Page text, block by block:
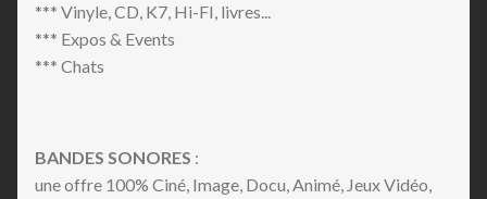
*** Vinyle, CD, K7, Hi-FI, livres...
*** Expos & Events
*** Chats
BANDES SONORES :
une offre 100% Ciné, Image, Docu, Animé, Jeux Vidéo,